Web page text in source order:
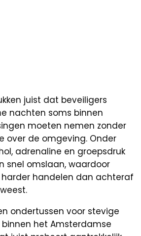
juist dat beveiligers
nachten soms binnen
moeten nemen zonder
over de omgeving. Onder
adrenaline en groepsdruk
snel omslaan, waardoor
harder handelen dan achteraf
ondertussen voor stevige
het Amsterdamse